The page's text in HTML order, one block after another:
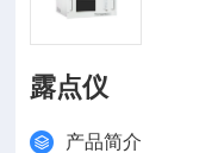
露点仪
产品简介